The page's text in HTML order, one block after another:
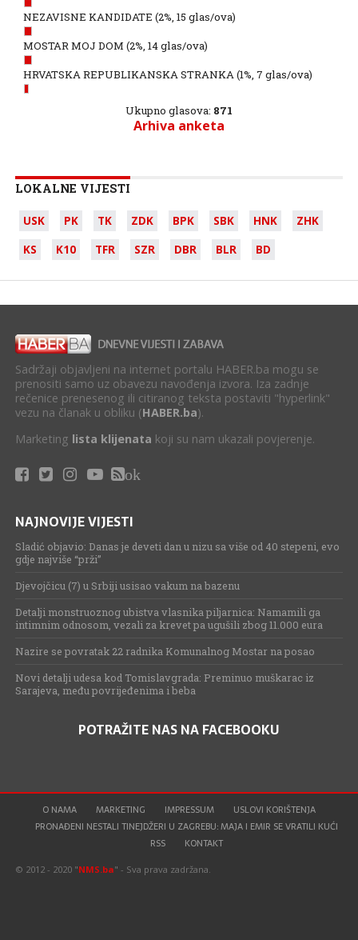
NEZAVISNE KANDIDATE (2%, 15 glas/ova)
MOSTAR MOJ DOM (2%, 14 glas/ova)
HRVATSKA REPUBLIKANSKA STRANKA(1%, 7 glas/ova)
Ukupno glasova: 871
Arhiva anketa
LOKALNE VIJESTI
USK PK TK ZDK BPK SBK HNK
ZHK
KS
K10 TFR SZR DBR BLR BD
Sadržaji objavljeni na internet portalu HABER.ba mogu se
prenositi samo uz obavezu navođenja izvora. Iza zadnje
rečenice prenesenog ili citiranog teksta postaviti "hyperlink"
vezu na članak u obliku (HABER.ba).
Marketing lista klijenata koji su nam ukazali povjerenje.
ok
NAJNOVIJE VIJESTI
Sladić objavio: Danas je deveti dan u nizu sa više od 40 stepeni, evo
gdje najviše “prži”
Djevojčicu (7) u Srbiji usisao vakum na bazenu
Detalji monstruoznog ubistva vlasnika piljarnica: Namamili ga
intimnim odnosom, vezali za krevet pa ugušili zbog 11.000 eura
Nazire se povratak 22 radnika Komunalnog Mostar na posao
Novi detalji udesa kod Tomislavgrada: Preminuo muškarac iz
Sarajeva, među povrijeđenima i beba
POTRAŽITE NAS NA FACEBOOKU
O NAMA MARKETING IMPRESSUM
USLOVI KORIŠTENJA
PRONAĐENI NESTALI TINEJDŽERI U ZAGREBU: MAJA I EMIR SE VRATILI KUĆI
RSS
KONTAKT
© 2012 - 2020 "NMS.ba" - Sva prava zadržana.